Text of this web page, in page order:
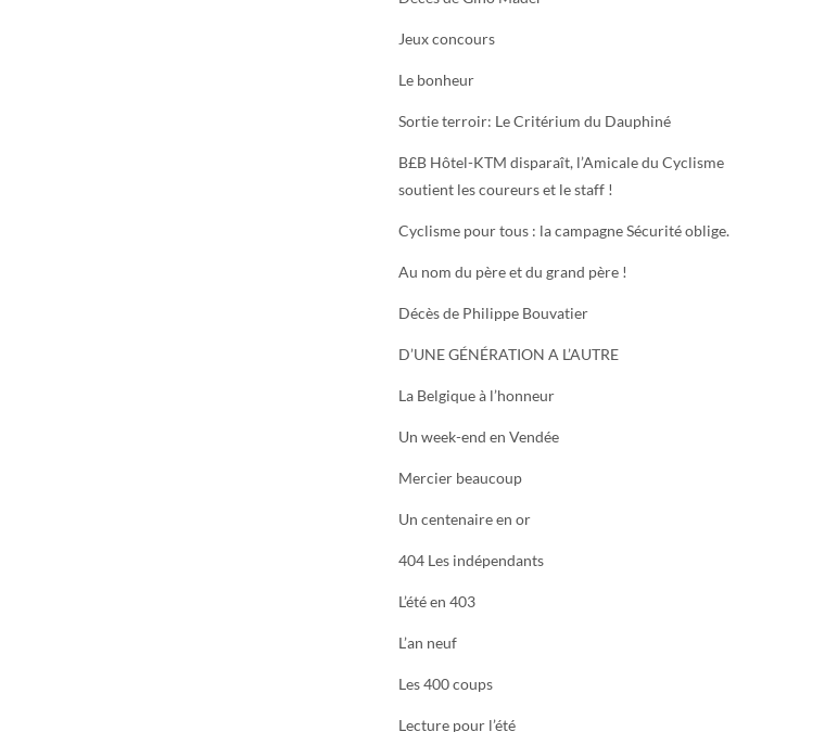
Jeux concours
Le bonheur
Sortie terroir: Le Critérium du Dauphiné
B£B Hôtel-KTM disparaît, l’Amicale du Cyclisme
soutient les coureurs et le staff !
Cyclisme pour tous : la campagne Sécurité oblige.
Au nom du père et du grand père !
Décès de Philippe Bouvatier
D’UNE GÉNÉRATION A L’AUTRE
La Belgique à l’honneur
Un week-end en Vendée
Mercier beaucoup
Un centenaire en or
404 Les indépendants
L’été en 403
L’an neuf
Les 400 coups
Lecture pour l’été